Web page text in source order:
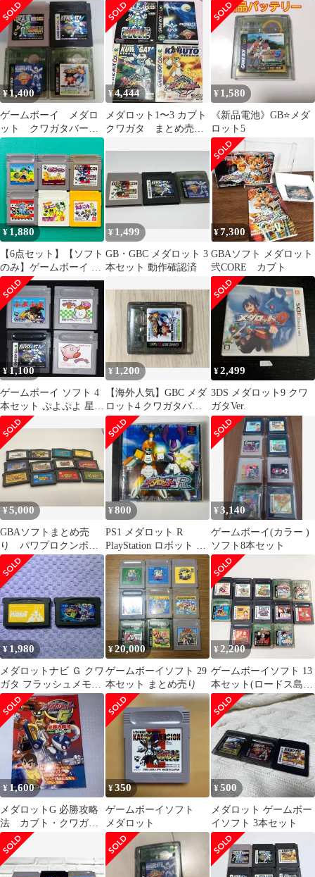
ム攻略本 その他おま
け付き
ン レトロ ゲーム ゲー
ムソフト
ル / GBバスケットボー
ル
¥1,400
ゲームボーイ メダロ
ット クワガタバージ
ョン セット
¥4,444
メダロット1〜3 カブト
クワガタ まとめ売
¥ 1,580
《新品電池》GB⭐メダ
ロット5
¥ 1,880
【6点セット】【ソフト
のみ】ゲームボーイ 川
のぬし釣り3 モグラー
ニャ メダロット カブト
バージョン アメリカ横
断ウルトラクイズ ゲー
ムで発見!! たまごっち
ゲームで発見!! たまご
っち2 GB
¥ 1,499
GB・GBC メダロット 3
本セット 動作確認済
¥7,300
GBAソフト メダロット
弐CORE カブト
¥1,100
ゲームボーイ ソフト 4
本セット ぷよぷよ 星の
カービィ メダロット2
2h10
¥1,200
​【海外人気】GBC メダ
ロット4 クワガタバー
ジョン / Medabots
¥2,499
3DS メダロット9 クワ
ガタVer.
¥5,000
GBAソフトまとめ売
り パワプロクンポケ
ット、メダロット、ロ
ックマンエグゼなど
¥800
PS1 メダロット R
PlayStation ロボット バ
トル ◆452
¥3,140
ゲームボーイ(カラー )
ソフト8本セット
¥1,980
メダロットナビ Ｇ クワ
ガタ フラッシュメモリ
2本セット GBA
¥20,000
ゲームボーイソフト 29
本セット まとめ売り
¥2,200
ゲームボーイソフト 13
本セット(ロードス島戦
記,ドラゴンクエストモ
ンスターズ 1・2,ポケッ
トプロ野球,爆転シュー
トベイブレード,シャー
マンキング,ワンピース
幻のグランドライン冒
険記,メダロットカード
ロボトル,仙界異聞録準
提大戦)等
¥ 1,600
メダロットG 必勝攻略
法 カブト・クワガタ
両バージョン対応
¥350
ゲームボーイソフト
メダロット
¥500
メダロット ゲームボー
イソフト 3本セット